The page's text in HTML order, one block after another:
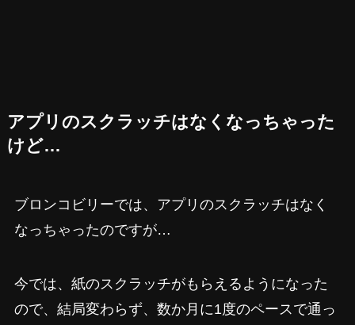
アプリのスクラッチはなくなっちゃった
けど…
ブロンコビリーでは、アプリのスクラッチはなく
なっちゃったのですが…
今では、紙のスクラッチがもらえるようになった
ので、結局変わらず、数か月に1度のペースで通っ